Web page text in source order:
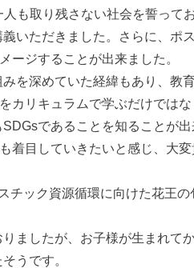
も取り残さない社会を誓って
いただきました。さらに、ポ
ージすることが出来ました。
を深めていた経緯もあり、教
カリキュラムで学ぶだけでは
であることを知ることが出
目していきたいと感じ、大変
ック資源循環に向けた花王
ましたが、お子様が生まれて
うです。